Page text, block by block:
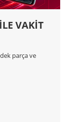
VAKİT
parça ve